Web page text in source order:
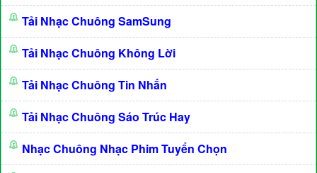
Tải Nhạc Chuông SamSung
Tải Nhạc Chuông Không Lời
Tải Nhạc Chuông Tin Nhắn
Tải Nhạc Chuông Sáo Trúc Hay
Nhạc Chuông Nhạc Phim Tuyển Chọn